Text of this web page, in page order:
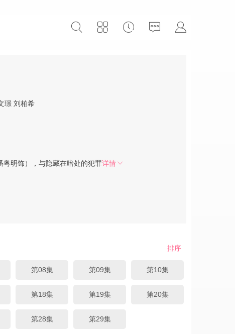
璟 刘柏希
粤明饰），与隐藏在暗处的犯罪详情
排序
第08集 第09集 第10集
第18集 第19集 第20集
第28集 第29集